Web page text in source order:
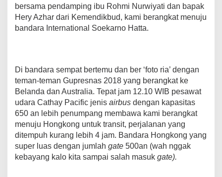
bersama pendamping ibu Rohmi Nurwiyati dan bapak
Hery Azhar dari Kemendikbud, kami berangkat menuju
bandara International Soekarno Hatta.
Di bandara sempat bertemu dan ber ‘foto ria’ dengan
teman-teman Gupresnas 2018 yang berangkat ke
Belanda dan Australia. Tepat jam 12.10 WIB pesawat
udara Cathay Pacific jenis airbus dengan kapasitas
650 an lebih penumpang membawa kami berangkat
menuju Hongkong untuk transit, perjalanan yang
ditempuh kurang lebih 4 jam. Bandara Hongkong yang
super luas dengan jumlah gate 500an (wah nggak
kebayang kalo kita sampai salah masuk gate).